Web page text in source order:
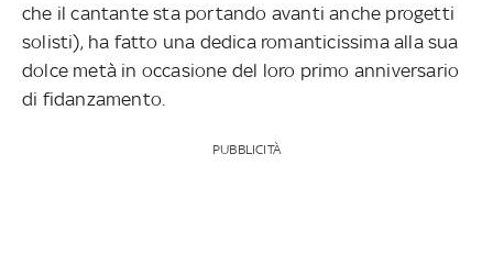
che il cantante sta portando avanti anche progetti
solisti), ha fatto una dedica romanticissima alla sua
dolce metà in occasione del loro primo anniversario
di fidanzamento.
PUBBLICITÀ